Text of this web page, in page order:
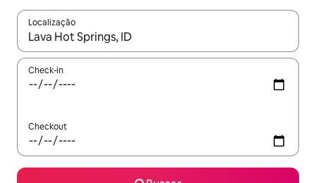
Localização
Quando os resultados estiverem disponíveis, explore-os
Check-in
Checkout